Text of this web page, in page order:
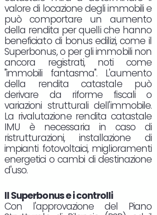
valore di locazione degli immobili e
può comportare un aumento
della rendita per quelli che hanno
beneficiato di bonus edilizi, come il
Superbonus, o per gli immobili non
ancora registrati, noti come
"immobili fantasma". L'aumento
della rendita catastale può
derivare da riforme fiscali o
variazioni strutturali dell'immobile.
La rivalutazione rendita catastale
IMU è necessaria in caso di
ristrutturazioni, installazione di
impianti fotovoltaici, miglioramenti
energetici o cambi di destinazione
d'uso.
Il Superbonus e i controlli
Con l'approvazione del Piano